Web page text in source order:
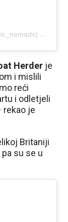
Tra 10,
Herder je
i mislili
reći
i odletjeli
rekao je
Britaniji
su se u